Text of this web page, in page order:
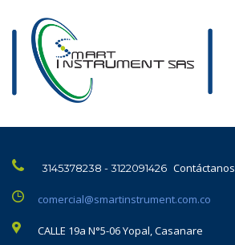
3145378238 - 3122091426 Contáctanos
comercial@smartinstrument.com.co
CALLE 19a N°5-06 Yopal, Casanare